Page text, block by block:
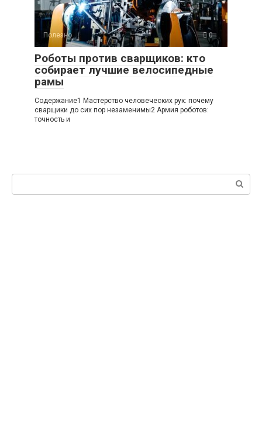
Полезно 0
Роботы против сварщиков: кто
собирает лучшие велосипедные
рамы
Содержание1 Мастерство человеческих рук: почему
сварщики до сих пор незаменимы2 Армия роботов:
точность и